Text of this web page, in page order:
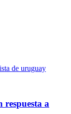
de uruguay
respuesta a